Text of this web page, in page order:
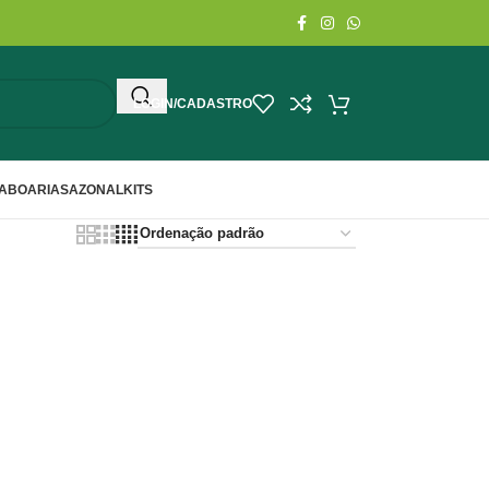
LOGIN/CADASTRO
SAZONALKITS